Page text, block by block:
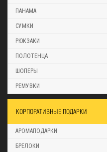
ПАНАМА
СУМКИ
РЮКЗАКИ
ПОЛОТЕНЦА
ШОПЕРЫ
РЕМУВКИ
КОРПОРАТИВНЫЕ ПОДАРКИ
АРОМАПОДАРКИ
БРЕЛОКИ